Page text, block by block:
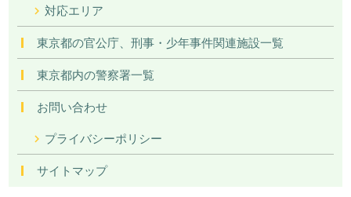
対応エリア
東京都の官公庁、刑事・少年事件関連施設一覧
東京都内の警察署一覧
お問い合わせ
プライバシーポリシー
サイトマップ